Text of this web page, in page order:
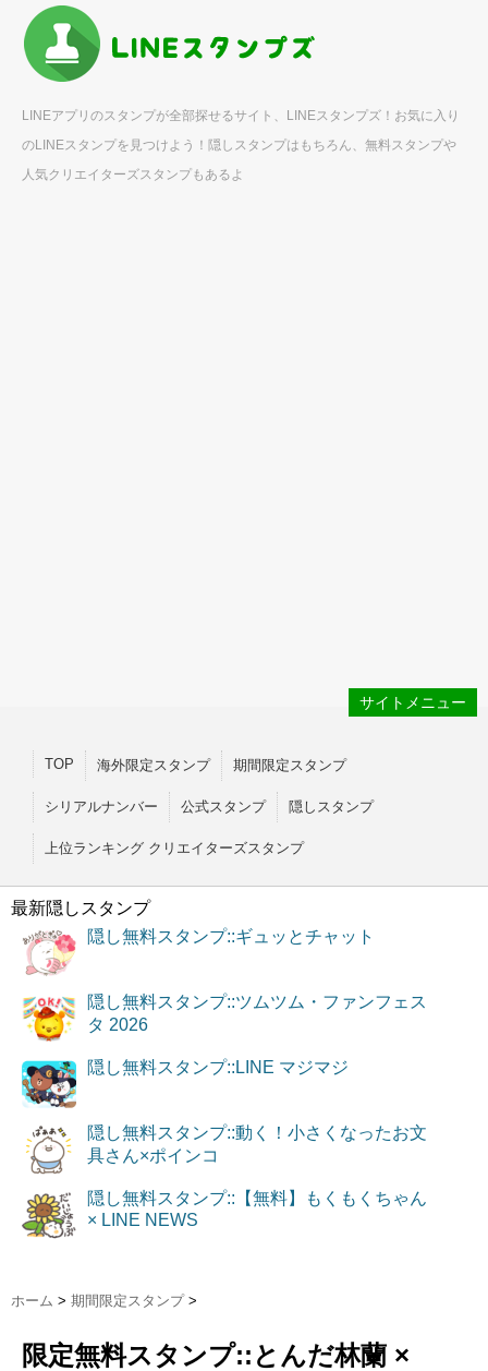
LINEアプリのスタンプが全部探せるサイト、LINEスタンプズ！お気に入り
のLINEスタンプを見つけよう！隠しスタンプはもちろん、無料スタンプや
人気クリエイターズスタンプもあるよ
サイトメニュー
TOP 海外限定スタンプ 期間限定スタンプ
シリアルナンバー 公式スタンプ 隠しスタンプ
上位ランキング クリエイターズスタンプ
最新隠しスタンプ
隠し無料スタンプ::ギュッとチャット
隠し無料スタンプ::ツムツム・ファンフェス
タ 2026
隠し無料スタンプ::LINE マジマジ
隠し無料スタンプ::動く！小さくなったお文
具さん×ポインコ
隠し無料スタンプ::【無料】もくもくちゃん
× LINE NEWS
ホーム > 期間限定スタンプ >
限定無料スタンプ::とんだ林蘭 ×